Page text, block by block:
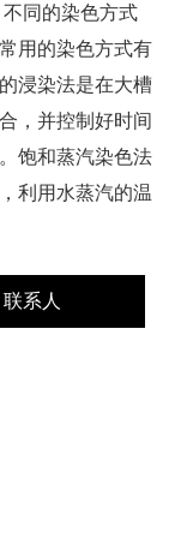
同的染色方式
用的染色方式有
浸染法是在大槽
，并控制好时间
饱和蒸汽染色法
利用水蒸汽的温
联系人